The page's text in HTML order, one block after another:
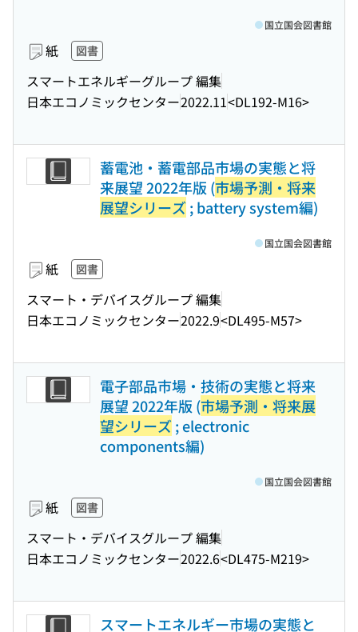
紙 図書
スマートエネルギーグループ 編集
日本エコノミックセンター2022.11<DL192-M16>
国立国会図書館
蓄電池・蓄電部品市場の実態と将
来展望 2022年版 (市場予測・将来
展望シリーズ ; battery system編)
紙 図書
スマート・デバイスグループ 編集
日本エコノミックセンター2022.9<DL495-M57>
国立国会図書館
電子部品市場・技術の実態と将来
展望 2022年版 (市場予測・将来展
望シリーズ ; electronic
components編)
紙 図書
スマート・デバイスグループ 編集
日本エコノミックセンター2022.6<DL475-M219>
国立国会図書館
スマートエネルギー市場の実態と